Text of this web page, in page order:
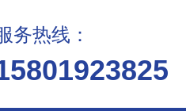
务热线：